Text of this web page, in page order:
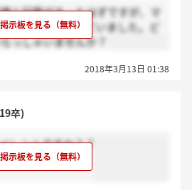
と記載があったはずですが、マ
記載がなくなっていました。ど
っしゃいませんか？
2018年3月13日 01:38
卒)
レントですか？？